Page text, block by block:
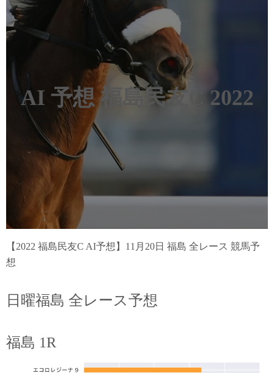
AI 予想 福島民友C 2022
【2022 福島民友C AI予想】11月20日 福島 全レース 競馬予
想
日曜福島 全レース予想
福島 1R